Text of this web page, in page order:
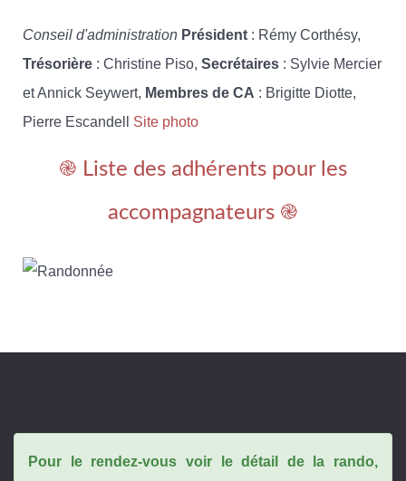
Conseil d'administration Président : Rémy Corthésy,
Trésorière : Christine Piso, Secrétaires : Sylvie Mercier
et Annick Seywert, Membres de CA : Brigitte Diotte,
Pierre Escandell Site photo
֎ Liste des adhérents pour les
accompagnateurs ֎
Pour le rendez-vous voir le détail de la rando,